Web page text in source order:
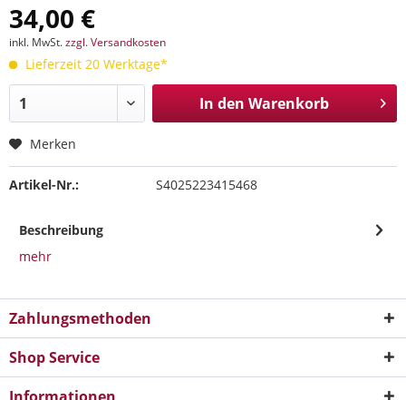
34,00 €
inkl. MwSt.zzgl. Versandkosten
Lieferzeit 20 Werktage*
In den Warenkorb
Merken
Artikel-Nr.: S4025223415468
Beschreibung
mehr
Zahlungsmethoden
Shop Service